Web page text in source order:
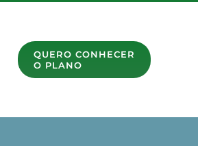
QUERO CONHECER
O PLANO